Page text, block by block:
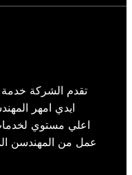
تقدم الشركة خدمة
ايدي امهر
اعلي مستوي لخدمات
عمل من المهندسن